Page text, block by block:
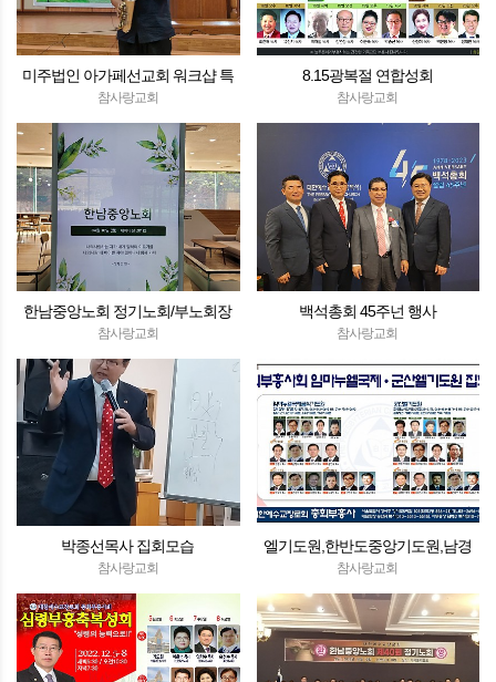
미주법인 아가페선교회 워크샵 특
별연주
참사랑교회
8.15광복절 연합성회
참사랑교회
한남중앙노회 정기노회/부노회장
참사랑교회
백석총회 45주넌 행사
참사랑교회
박종선목사 집회모습
참사랑교회
엘기도원,한반도중앙기도원,남경
산기도원
참사랑교회